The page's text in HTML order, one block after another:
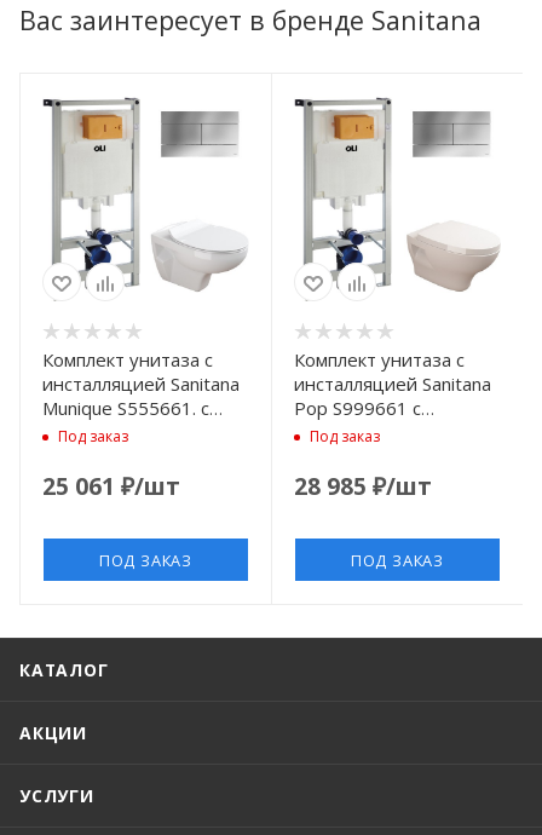
Вас заинтересует в бренде Sanitana
Комплект унитаза с
инсталляцией Sanitana
Munique S555661. с
сиденьем микролифт и
Под заказ
25 061 ₽/шт
ПОД ЗАКАЗ
Комплект унитаза с
инсталляцией Sanitana
Pop S999661 с
сиденьем микролифт и
Под заказ
28 985 ₽/шт
ПОД ЗАКАЗ
КАТАЛОГ
АКЦИИ
УСЛУГИ